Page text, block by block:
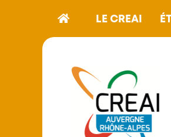
LE CREAI